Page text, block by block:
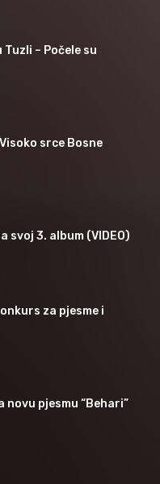
– Počele su
srce Bosne
svoj 3. album (VIDEO)
za pjesme i
pjesmu “Behari”